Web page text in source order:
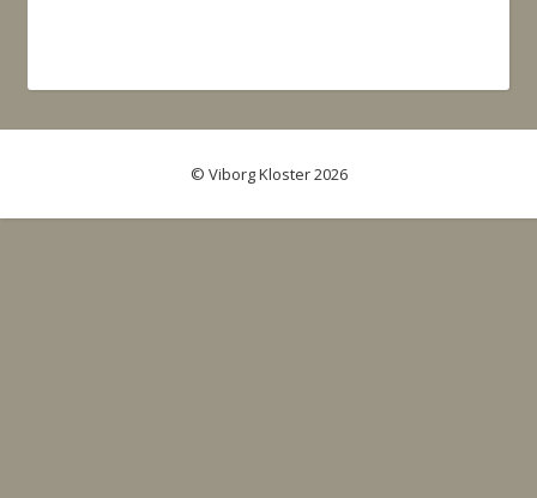
© Viborg Kloster 2026